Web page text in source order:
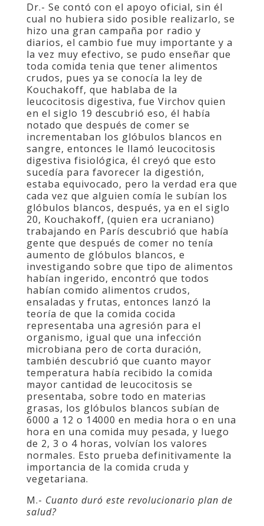
Dr.- Se contó con el apoyo oficial, sin él
cual no hubiera sido posible realizarlo, se
hizo una gran campaña por radio y
diarios, el cambio fue muy importante y a
la vez muy efectivo, se pudo enseñar que
toda comida tenia que tener alimentos
crudos, pues ya se conocía la ley de
Kouchakoff, que hablaba de la
leucocitosis digestiva, fue Virchov quien
en el siglo 19 descubrió eso, él había
notado que después de comer se
incrementaban los glóbulos blancos en
sangre, entonces le llamó leucocitosis
digestiva fisiológica, él creyó que esto
sucedía para favorecer la digestión,
estaba equivocado, pero la verdad era que
cada vez que alguien comía le subían los
glóbulos blancos, después, ya en el siglo
20, Kouchakoff, (quien era ucraniano)
trabajando en París descubrió que había
gente que después de comer no tenía
aumento de glóbulos blancos, e
investigando sobre que tipo de alimentos
habían ingerido, encontró que todos
habían comido alimentos crudos,
ensaladas y frutas, entonces lanzó la
teoría de que la comida cocida
representaba una agresión para el
organismo, igual que una infección
microbiana pero de corta duración,
también descubrió que cuanto mayor
temperatura había recibido la comida
mayor cantidad de leucocitosis se
presentaba, sobre todo en materias
grasas, los glóbulos blancos subían de
6000 a 12 o 14000 en media hora o en una
hora en una comida muy pesada, y luego
de 2, 3 o 4 horas, volvían los valores
normales. Esto prueba definitivamente la
importancia de la comida cruda y
vegetariana.
M.- Cuanto duró este revolucionario plan de
salud?